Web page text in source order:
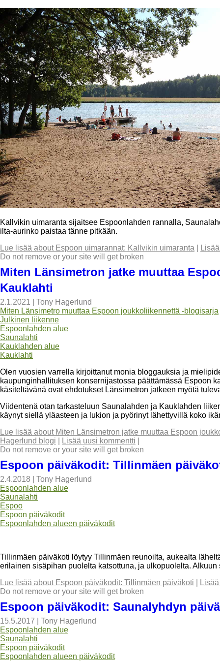
Kallvikin uimaranta sijaitsee Espoonlahden rannalla,
ilta-aurinko paistaa tänne pitkään.
Lue lisää about Espoon uimarannat: Kallvikin uimaranta
Do not remove or your site will get broken
Miten Länsimetron jatke muuttaa
Kauklahti
2.1.2021
Tony Hagerlund
Miten Länsimetro muuttaa Espoon joukkoliikennettä -blogisarja
Julkinen liikenne
Espoonlahden alue
Saunalahti
Kauklahden alue
Kauklahti
Olen vuosien varrella kirjoittanut monia bloggauksia ja
kaupunginhallituksen konsernijastossa päättämässä Espoon
käsiteltävänä ovat ehdotukset Länsimetron jatkeen myötä
Viidentenä otan tarkasteluun Saunalahden ja Kauklahden
käynyt siellä yläasteen ja lukion ja pyörinyt lähettyvillä koko
Lue lisää about Miten Länsimetron jatke muuttaa Espoon
Hagerlund blogi
Lisää uusi kommentti
Do not remove or your site will get broken
Espoon päiväkodit: Tillinmäen
2.4.2018
Tony Hagerlund
Espoonlahden alue
Saunalahti
Espoo
Espoon päiväkodit
Espoonlahden alueen päiväkodit
Tillinmäen päiväkoti löytyy Tillinmäen reunoilta, aukealta
erilainen sisäpihan puolelta katsottuna, ja ulkopuolelta. Alkuun
Lue lisää about Espoon päiväkodit: Tillinmäen päiväkoti
Do not remove or your site will get broken
Espoon päiväkodit: Saunalyhdyn
15.5.2017
Tony Hagerlund
Espoonlahden alue
Saunalahti
Espoon päiväkodit
Espoonlahden alueen päiväkodit